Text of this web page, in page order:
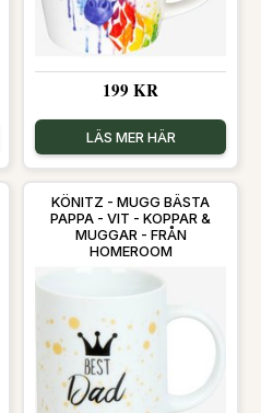
199 KR
LÄS MER HÄR
KÖNITZ - MUGG BÄSTA
PAPPA - VIT - KOPPAR &
MUGGAR - FRÅN
HOMEROOM